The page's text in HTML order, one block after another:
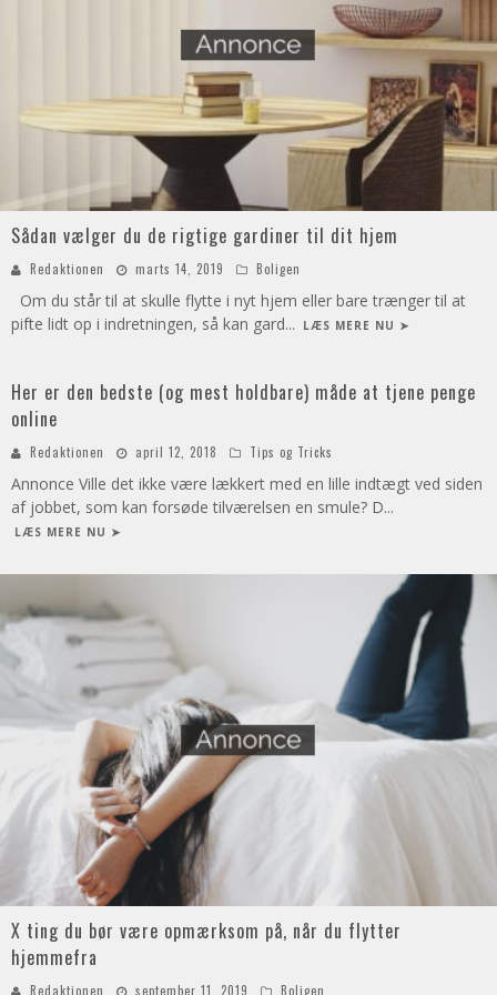
Sådan vælger du de rigtige gardiner til dit hjem
Redaktionen marts 14, 2019 Boligen
Om du står til at skulle flytte i nyt hjem eller bare trænger til at
pifte lidt op i indretningen, så kan gard... LÆS MERE NU ➤
Her er den bedste (og mest holdbare) måde at tjene penge
online
Redaktionen april 12, 2018 Tips og Tricks
Annonce Ville det ikke være lækkert med en lille indtægt ved siden
af jobbet, som kan forsøde tilværelsen en smule? D...
LÆS MERE NU ➤
X ting du bør være opmærksom på, når du flytter
hjemmefra
Redaktionen september 11, 2019 Boligen